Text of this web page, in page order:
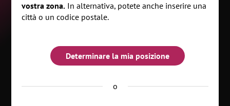
vostra zona. In alternativa, potete anche inserire una
città o un codice postale.
Determinare la mia posizione
o